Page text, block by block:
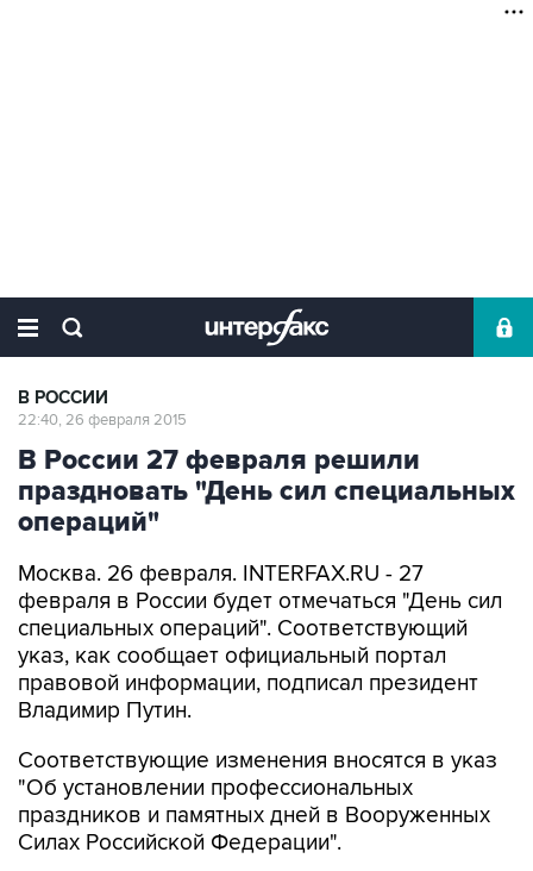
В РОССИИ
22:40, 26 февраля 2015
В России 27 февраля решили
праздновать "День сил специальных
операций"
Москва. 26 февраля. INTERFAX.RU - 27
февраля в России будет отмечаться "День сил
специальных операций". Соответствующий
указ, как сообщает официальный портал
правовой информации, подписал президент
Владимир Путин.
Соответствующие изменения вносятся в указ
"Об установлении профессиональных
праздников и памятных дней в Вооруженных
Силах Российской Федерации".